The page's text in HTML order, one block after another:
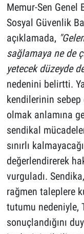
Memur-Sen Genel
Sosyal Güvenlik
açıklamada,
sağlamaya ne de
yetecek düzeyde
nedenini belirtti.
kendilerinin sebep
olmak anlamına
sendikal
sınırlı
değerlendirerek
vurguladı.
rağmen taleplere
tutumu nedeniyle,
sonuçlandığını